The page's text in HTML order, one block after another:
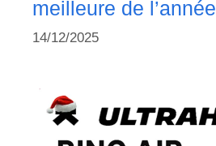
meilleure de l’année
14/12/2025